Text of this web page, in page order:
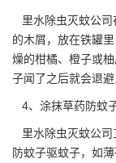
里水除虫灭蚊公司
的木屑，放在铁罐
燥的柑橘、橙子或
子闻了之后就会退
4、涂抹草药防蚊
里水除虫灭蚊公司
防蚊子驱蚊子，如